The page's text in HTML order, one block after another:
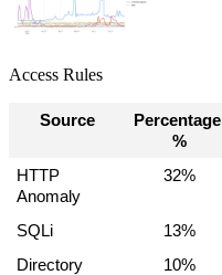
Access Rules
Source
Percentage
%
HTTP
Anomaly
32%
SQLi
13%
Directory
10%